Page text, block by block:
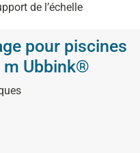
de l’échelle
pour piscines
m Ubbink®